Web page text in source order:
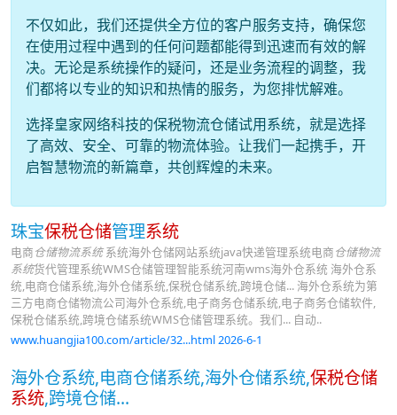
不仅如此，我们还提供全方位的客户服务支持，确保您
在使用过程中遇到的任何问题都能得到迅速而有效的解
决。无论是系统操作的疑问，还是业务流程的调整，我
们都将以专业的知识和热情的服务，为您排忧解难。
选择皇家网络科技的保税物流仓储试用系统，就是选择
了高效、安全、可靠的物流体验。让我们一起携手，开
启智慧物流的新篇章，共创辉煌的未来。
珠宝保税仓储管理系统
电商仓储物流系统系统海外仓储网站系统java快递管理系统电商仓储物流
系统货代管理系统WMS仓储管理智能系统河南wms海外仓系统 海外仓系
统,电商仓储系统,海外仓储系统,保税仓储系统,跨境仓储... 海外仓系统为第
三方电商仓储物流公司海外仓系统,电子商务仓储系统,电子商务仓储软件,
保税仓储系统,跨境仓储系统WMS仓储管理系统。我们... 自动..
www.huangjia100.com/article/32...html 2026-6-1
海外仓系统,电商仓储系统,海外仓储系统,保税仓储
系统,跨境仓储...